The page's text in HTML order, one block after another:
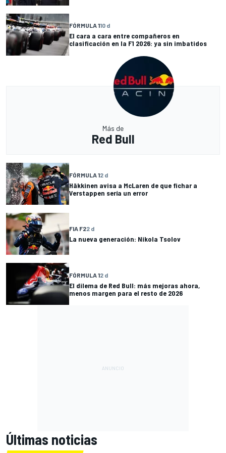
FÓRMULA 110 d
El cara a cara entre compañeros en
clasificación en la F1 2026: ya sin imbatidos
Más de
Red Bull
FÓRMULA 12 d
Häkkinen avisa a McLaren de que fichar a
Verstappen sería un error
FIA F22 d
La nueva generación: Nikola Tsolov
FÓRMULA 12 d
El dilema de Red Bull: más mejoras ahora,
menos margen para el resto de 2026
Últimas noticias